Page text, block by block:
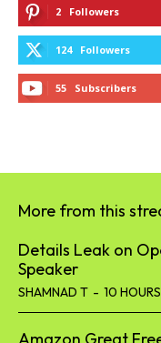
2 Followers
124 Followers
55 Subscribers
More from this
Details Leak on
Speaker
SHAMNAD T - 10
Amazon Great